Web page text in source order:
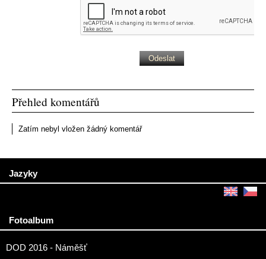
Přehled komentářů
Zatím nebyl vložen žádný komentář
Jazyky
Fotoalbum
DOD 2016 - Náměšť